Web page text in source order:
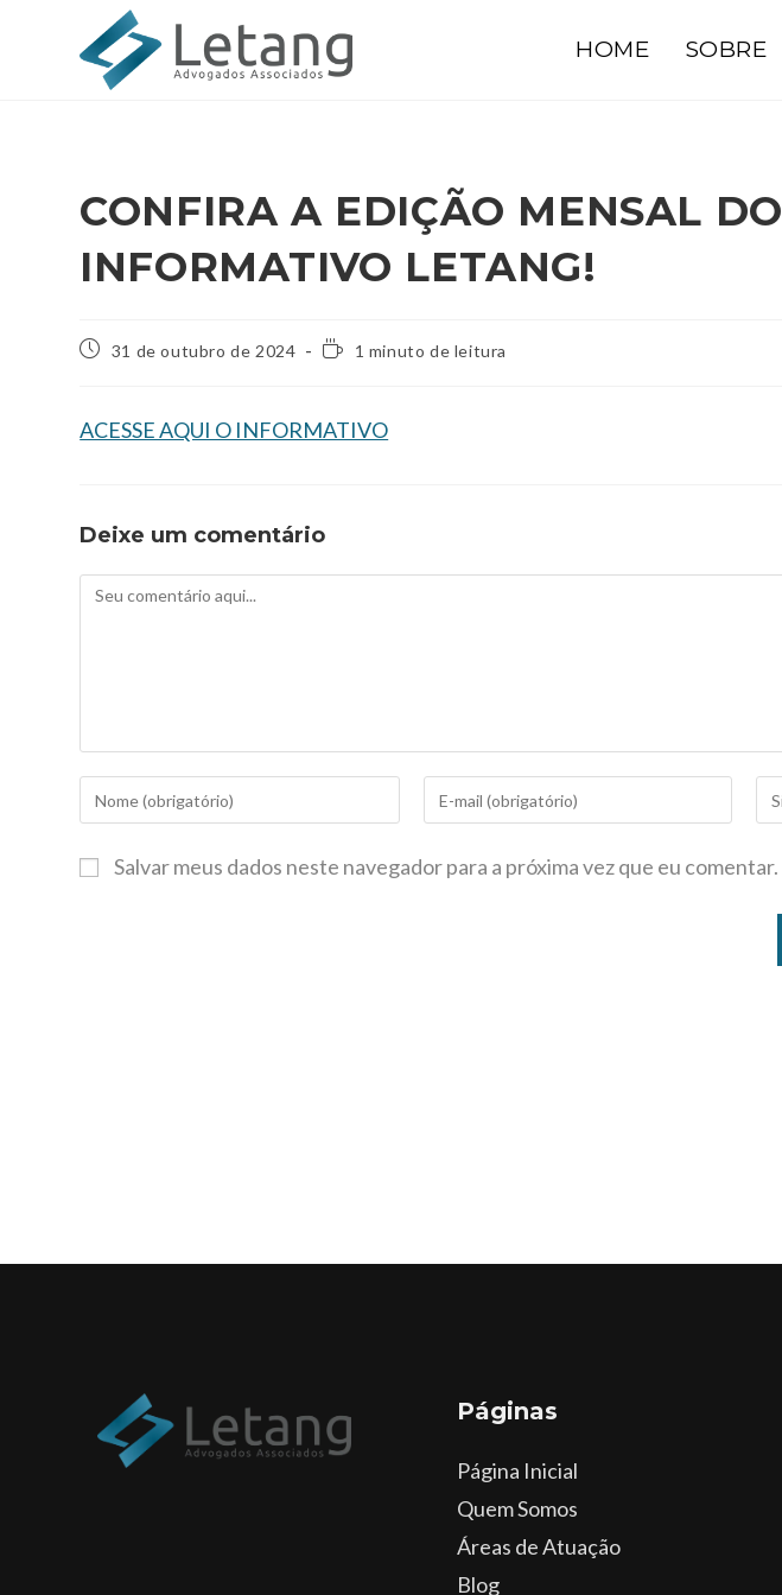
HOME SOBRE
CONFIRA A EDIÇÃO MENSAL DO
INFORMATIVO LETANG!
31 de outubro de 2024 1 minuto de leitura
ACESSE AQUI O INFORMATIVO
Deixe um comentário
Salvar meus dados neste navegador para a próxima vez que eu comentar.
Páginas
Página Inicial
Quem Somos
Áreas de Atuação
Blog